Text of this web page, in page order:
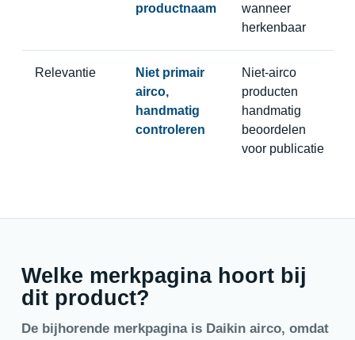
productnaam
wanneer
herkenbaar
Relevantie
Niet primair
airco,
handmatig
controleren
Niet-airco
producten
handmatig
beoordelen
voor publicatie
Welke merkpagina hoort bij
dit product?
De bijhorende merkpagina is Daikin airco, omdat